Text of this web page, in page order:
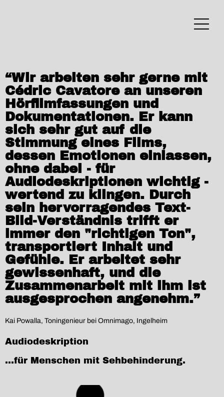
“Wir arbeiten sehr gerne mit
Cédric Cavatore an unseren
Hörfilmfassungen und
Dokumentationen. Er kann
sich sehr gut auf die
Stimmung eines Films,
dessen Emotionen einlassen,
ohne dabei - für
Audiodeskriptionen wichtig -
wertend zu klingen. Durch
sein hervorragendes Text-
Bild-Verständnis trifft er
immer den "richtigen Ton",
transportiert Inhalt und
Gefühle. Er arbeitet sehr
gewissenhaft, und die
Zusammenarbeit mit ihm ist
ausgesprochen angenehm.”
Kai Powalla, Toningenieur bei Omnimago, Ingelheim
Audiodeskription
...für Menschen mit Sehbehinderung.